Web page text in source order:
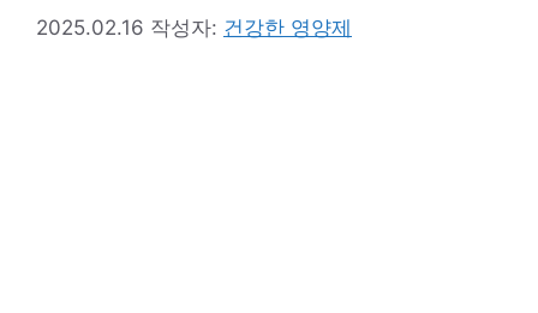
2025.02.16 작성자: 건강한 영양제